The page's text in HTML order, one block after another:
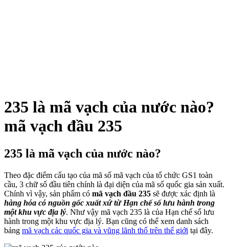
235 là mã vạch của nước nào?
mã vạch đầu 235
235 là mã vạch của nước nào?
Theo đặc điểm cấu tạo của mã số mã vạch của tổ chức GS1 toàn
cầu, 3 chữ số đầu tiên chính là đại diện của mã số quốc gia sản xuất.
Chính vì vậy, sản phẩm có mã vạch đầu 235 sẽ được xác định là
hàng hóa có nguồn gốc xuất xứ từ Hạn chế số lưu hành trong
một khu vực địa lý. Như vậy mã vạch 235 là của Hạn chế số lưu
hành trong một khu vực địa lý. Bạn cũng có thể xem danh sách
bảng mã vạch các quốc gia và vũng lãnh thổ trên thế giới tại đây.